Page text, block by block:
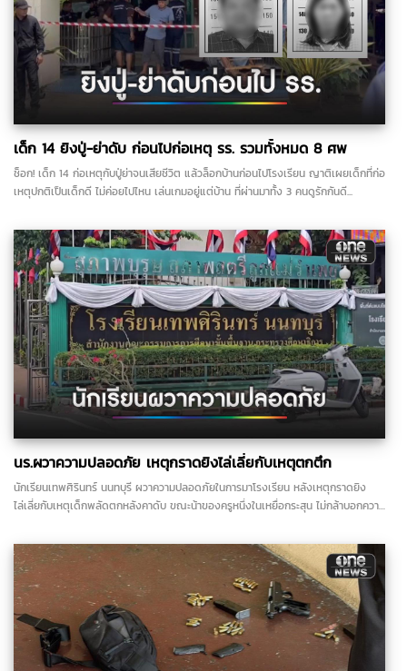
เด็ก 14 ยิงปู่-ย่าดับ ก่อนไปก่อเหตุ รร. รวมทั้งหมด 8 ศพ
ช็อก! เด็ก 14 ก่อเหตุกับปู่ย่าจนเสียชีวิต แล้วล็อกบ้านก่อนไปโรงเรียน ญาติเผยเด็กที่ก่อ
เหตุปกติเป็นเด็กดี ไม่ค่อยไปไหน เล่นเกมอยู่แต่บ้าน ที่ผ่านมาทั้ง 3 คนดูรักกันดี...
นร.ผวาความปลอดภัย เหตุกราดยิงไล่เลี่ยกับเหตุตกตึก
นักเรียนเทพศิรินทร์ นนทบุรี ผวาความปลอดภัยในการมาโรงเรียน หลังเหตุกราดยิง
ไล่เลี่ยกับเหตุเด็กพลัดตกหลังคาดับ ขณะน้าของครูหนึ่งในเหยื่อกระสุน ไม่กล้าบอกความ